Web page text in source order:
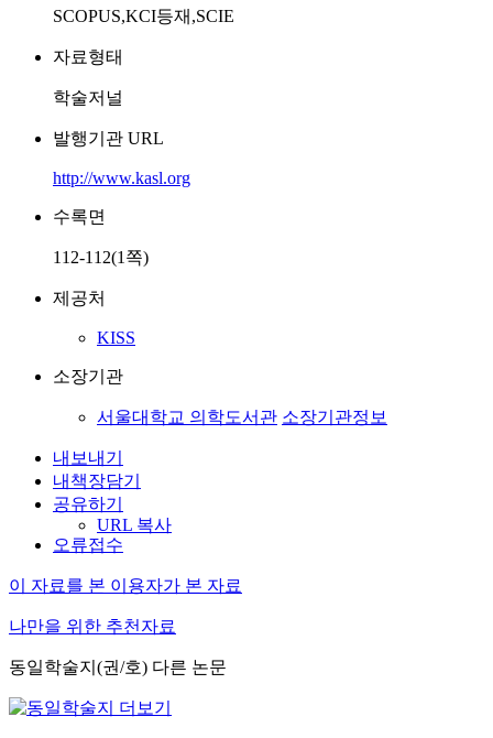
SCOPUS,KCI등재,SCIE
자료형태
학술저널
발행기관 URL
http://www.kasl.org
수록면
112-112(1쪽)
제공처
KISS
소장기관
서울대학교 의학도서관 소장기관정보
내보내기
내책장담기
공유하기
URL 복사
오류접수
이 자료를 본 이용자가 본 자료
나만을 위한 추천자료
동일학술지(권/호) 다른 논문